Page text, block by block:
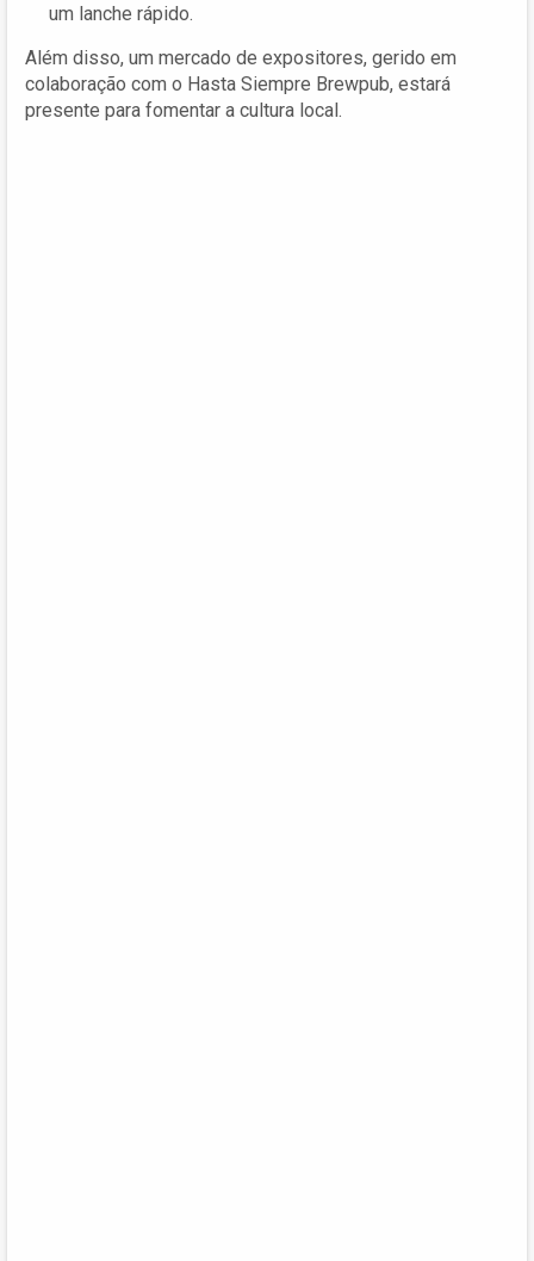
um lanche rápido.
Além disso, um mercado de expositores, gerido em
colaboração com o Hasta Siempre Brewpub, estará
presente para fomentar a cultura local.